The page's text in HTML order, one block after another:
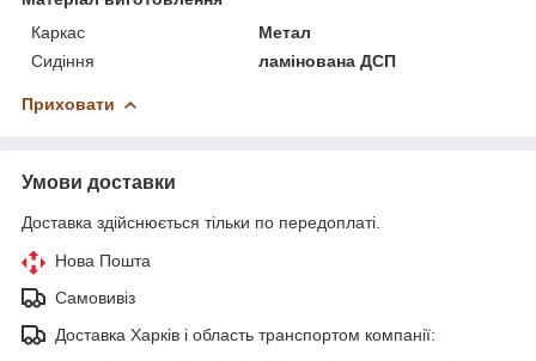
Каркас
Метал
Сидіння
ламінована ДСП
Приховати
Умови доставки
Доставка здійснюється тільки по передоплаті.
Нова Пошта
Самовивіз
Доставка Харків і область транспортом компанії: